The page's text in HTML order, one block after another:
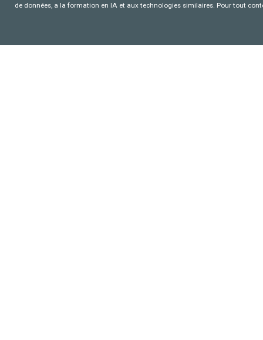
de données, a la formation en IA et aux technologies similaires. Pour tout